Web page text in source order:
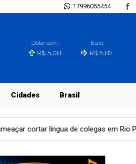
17996055454
Dólar com.
R$ 5,08
Euro
R$ 5,87
Cidades Brasil
em Rio Preto Política EUA e